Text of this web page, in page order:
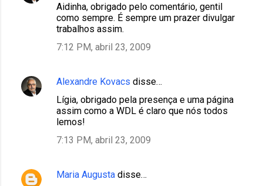
Aidinha, obrigado pelo comentário, gentil
como sempre. É sempre um prazer divulgar
trabalhos assim.
7:12 PM, abril 23, 2009
Alexandre Kovacs disse…
Lígia, obrigado pela presença e uma página
assim como a WDL é claro que nós todos
lemos!
7:13 PM, abril 23, 2009
Maria Augusta disse…